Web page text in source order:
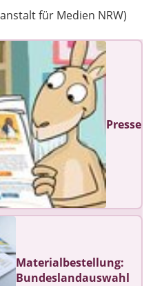
für Medien NRW)
Presse
Materialbestellung:
Bundeslandauswahl